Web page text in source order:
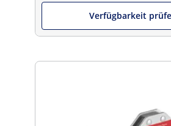
Verfügbarkeit